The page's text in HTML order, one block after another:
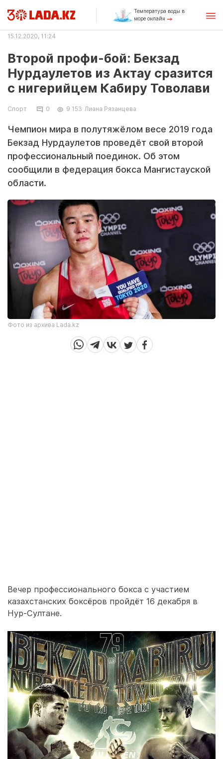
Температура воды в
море онлайн
15.12.2020, 11:24
Второй профи-бой: Бекзад
Нурдаулетов из Актау сразится
с нигерийцем Кабиру Товолави
Спорт 0 9 153 Лиана Рязанцева
Чемпион мира в полутяжёлом весе 2019 года
Бекзад Нурдаулетов проведёт свой второй
профессиональный поединок. Об этом
сообщили в федерация бокса Мангистауской
области.
Фото из архива Lada.kz
Вечер профессионального бокса с участием
казахстанских боксёров пройдёт 16 декабря в
Нур-Султане.